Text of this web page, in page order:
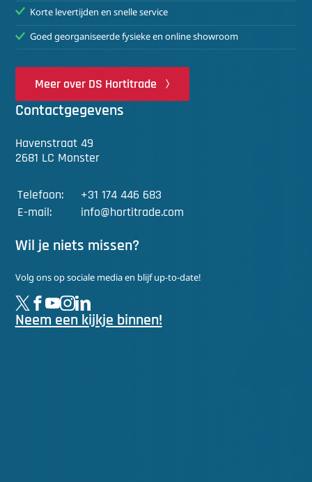
Korte levertijden en snelle service
Goed georganiseerde fysieke en online showroom
Meer over DS Hortitrade
Contactgegevens
Havenstraat 49
2681 LC Monster
Telefoon:
+31 174 446 683
E-mail:
info@hortitrade.com
Wil je niets missen?
Volg ons op sociale media en blijf up-to-date!
Neem een kijkje binnen!